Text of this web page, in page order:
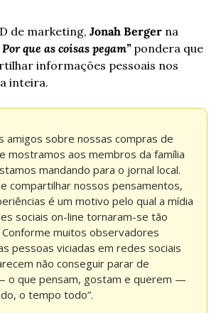
de marketing, Jonah Berger na
que as coisas pegam” pondera que
informações pessoais nos
inteira.
amigos sobre nossas compras de
mostramos aos membros da família
mandando para o jornal local.
compartilhar nossos pensamentos,
é um motivo pelo qual a mídia
sociais on-line tornaram-se tão
muitos observadores
pessoas viciadas em redes sociais
não conseguir parar de
o que pensam, gostam e querem —
o tempo todo”.